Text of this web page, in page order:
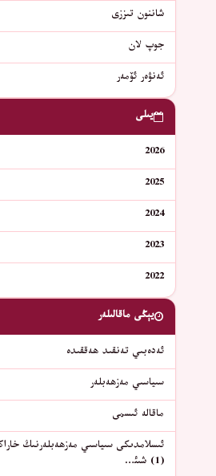
شاننون تىززى
جوپ لان
ئەنۋەر ئۆمەر
يىلى
2026
2025
2024
2023
2022
يېڭى ماقالىلەر
ئەدەبىي تەنقىد ھەققىدە
سىياسىي مەزھەبلەر
ماقالە ئىسمى
ئىسلامدىكى سىياسىي مەزھەبلەرنىڭ
(1) شىئ…